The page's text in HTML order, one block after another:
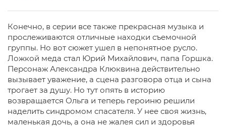
Конечно, в серии все также прекрасная музыка и
прослеживаются отличные находки съемочной
группы. Но вот сюжет ушел в непонятное русло.
Ложкой меда стал Юрий Михайлович, папа Горшка.
Персонаж Александра Клюквина действительно
вызывает уважение, а сцена разговора отца и сына
трогает за душу. Но тут опять в историю
возвращается Ольга и теперь героиню решили
наделить синдромом спасателя. У нее своя жизнь,
маленькая дочь, а она не жалея сил и здоровья